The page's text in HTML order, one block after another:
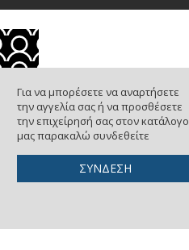
Για να μπορέσετε να αναρτήσετε
την αγγελία σας ή να προσθέσετε
την επιχείρησή σας στον κατάλογο
μας παρακαλώ συνδεθείτε
ΣΥΝΔΕΣΗ